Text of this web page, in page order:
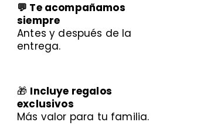
💬 Te acompañamos
siempre
Antes y después de la
entrega.
🎁 Incluye regalos
exclusivos
Más valor para tu familia.